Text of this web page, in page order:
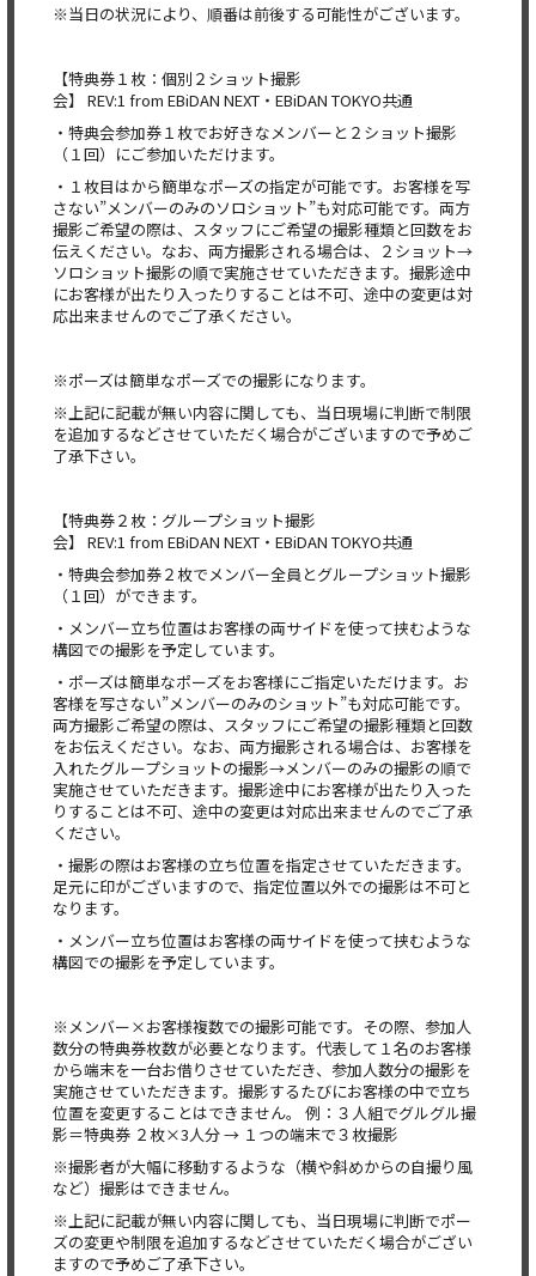
※当日の状況により、順番は前後する可能性がございます。
【特典券１枚：個別２ショット撮影
会】 REV:1 from EBiDAN NEXT・EBiDAN TOKYO共通
・特典会参加券１枚でお好きなメンバーと２ショット撮影
（１回）にご参加いただけます。
・１枚目はから簡単なポーズの指定が可能です。お客様を写
さない”メンバーのみのソロショット”も対応可能です。両方
撮影ご希望の際は、スタッフにご希望の撮影種類と回数をお
伝えください。なお、両方撮影される場合は、２ショット→
ソロショット撮影の順で実施させていただきます。撮影途中
にお客様が出たり入ったりすることは不可、途中の変更は対
応出来ませんのでご了承ください。
※ポーズは簡単なポーズでの撮影になります。
※上記に記載が無い内容に関しても、当日現場に判断で制限
を追加するなどさせていただく場合がございますので予めご
了承下さい。
【特典券２枚：グループショット撮影
会】 REV:1 from EBiDAN NEXT・EBiDAN TOKYO共通
・特典会参加券２枚でメンバー全員とグループショット撮影
（１回）ができます。
・メンバー立ち位置はお客様の両サイドを使って挟むような
構図での撮影を予定しています。
・ポーズは簡単なポーズをお客様にご指定いただけます。お
客様を写さない”メンバーのみのショット”も対応可能です。
両方撮影ご希望の際は、スタッフにご希望の撮影種類と回数
をお伝えください。なお、両方撮影される場合は、お客様を
入れたグループショットの撮影→メンバーのみの撮影の順で
実施させていただきます。撮影途中にお客様が出たり入った
りすることは不可、途中の変更は対応出来ませんのでご了承
ください。
・撮影の際はお客様の立ち位置を指定させていただきます。
足元に印がございますので、指定位置以外での撮影は不可と
なります。
・メンバー立ち位置はお客様の両サイドを使って挟むような
構図での撮影を予定しています。
※メンバー×お客様複数での撮影可能です。その際、参加人
数分の特典券枚数が必要となります。代表して１名のお客様
から端末を一台お借りさせていただき、参加人数分の撮影を
実施させていただきます。撮影するたびにお客様の中で立ち
位置を変更することはできません。 例：３人組でグルグル撮
影＝特典券 ２枚×3人分 → １つの端末で３枚撮影
※撮影者が大幅に移動するような（横や斜めからの自撮り風
など）撮影はできません。
※上記に記載が無い内容に関しても、当日現場に判断でポー
ズの変更や制限を追加するなどさせていただく場合がござい
ますので予めご了承下さい。